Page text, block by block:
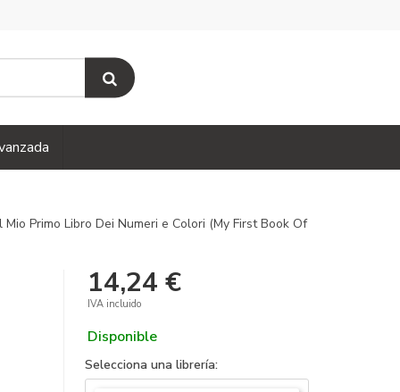
Mio Primo Libro Dei Numeri e Colori (My First Book Of
14,24 €
IVA incluido
Disponible
Selecciona una librería: